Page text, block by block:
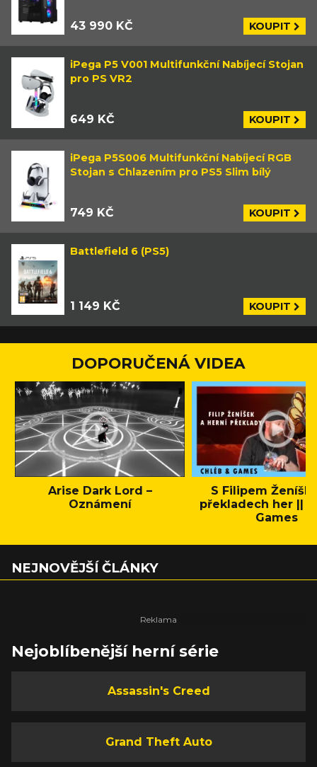
43 990 KČ KOUPIT
iPega P5 V001 Multifunkční Nabíjecí Stojan
pro PS VR2
649 KČ KOUPIT
iPega P5S006 Multifunkční Nabíjecí RGB
Stojan s Chlazením pro PS5 Slim bílý
749 KČ KOUPIT
Battlefield 6 (PS5)
1 149 KČ KOUPIT
DOPORUČENÁ VIDEA
Arise Dark Lord –
Oznámení
S Filipem
překladech her ||
Games
NEJNOVĚJŠÍ ČLÁNKY
Nejoblíbenější herní série
Assassin's Creed
Grand Theft Auto